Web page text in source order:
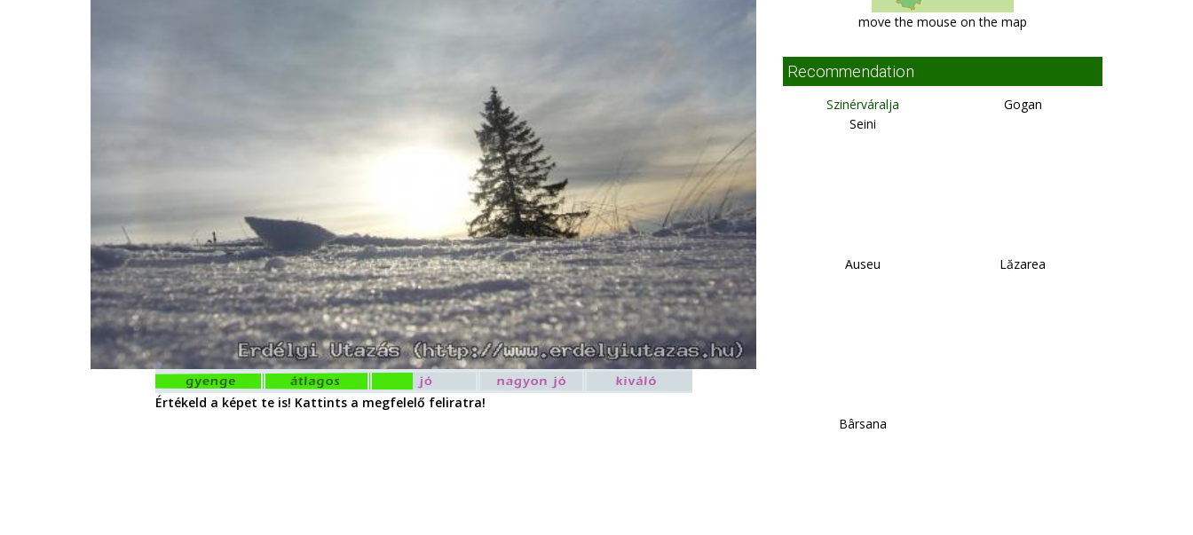
Értékeld a képet te is! Kattints a megfelelő feliratra!
move the mouse on the map
Recommendation
Szinérváralja
Seini
Gogan
Auseu Lăzarea
Bârsana